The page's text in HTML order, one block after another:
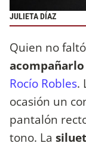
JULIETA DÍAZ
Quien no
Rocío Robles.
ocasión un
pantalón
tono. La